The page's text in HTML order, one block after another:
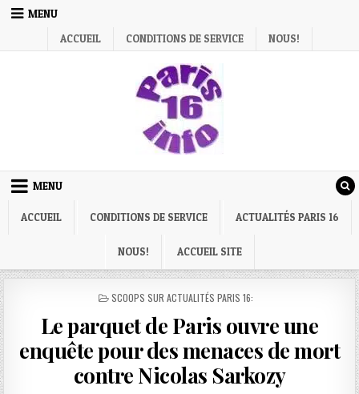
Skip
MENU
ACCUEIL
CONDITIONS DE SERVICE NOUS!
MENU
ACCUEIL CONDITIONS DE SERVICE ACTUALITÉS PARIS 16
NOUS! ACCUEIL SITE
POSTED
SCOOPS SUR ACTUALITÉS PARIS 16:
Le parquet de Paris ouvre une
enquête pour des menaces de mort
contre Nicolas Sarkozy